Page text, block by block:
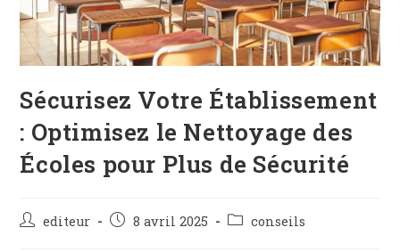
Sécurisez Votre Établissement
: Optimisez le Nettoyage des
Écoles pour Plus de Sécurité
editeur 8 avril 2025 conseils